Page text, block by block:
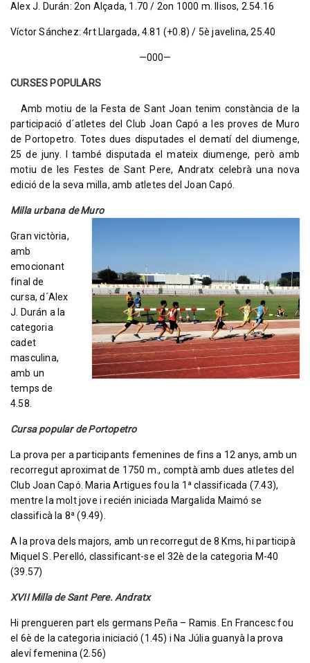
Alex J. Durán: 2on Alçada, 1.70 / 2on 1000 m. llisos, 2.54.16
Víctor Sánchez: 4rt Llargada, 4.81 (+0.8) / 5è javelina, 25.40
—000—
CURSES POPULARS
Amb motiu de la Festa de Sant Joan tenim constància de la
participació d´atletes del Club Joan Capó a les proves de Muro
de Portopetro. Totes dues disputades el dematí del diumenge,
25 de juny. I també disputada el mateix diumenge, però amb
motiu de les Festes de Sant Pere, Andratx celebrà una nova
edició de la seva milla, amb atletes del Joan Capó.
Milla urbana de Muro
Gran victòria,
amb
emocionant
final de
cursa, d´Alex
J. Durán a la
categoria
cadet
masculina,
amb un
temps de
4.58.
Cursa popular de Portopetro
La prova per a participants femenines de fins a 12 anys, amb un
recorregut aproximat de 1750 m., comptà amb dues atletes del
Club Joan Capó. Maria Artigues fou la 1ª classificada (7.43),
mentre la molt jove i recién iniciada Margalida Maimó se
classificà la 8ª (9.49).
A la prova dels majors, amb un recorregut de 8 Kms, hi participà
Miquel S. Perelló, classificant-se el 32è de la categoria M-40
(39.57)
XVII Milla de Sant Pere. Andratx
Hi prengueren part els germans Peña – Ramis. En Francesc fou
el 6è de la categoria iniciació (1.45) i Na Júlia guanyà la prova
aleví femenina (2.56)